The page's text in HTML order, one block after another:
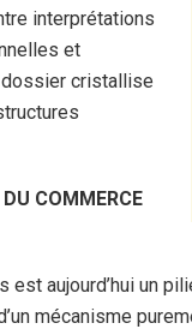
interprétations
et
cristallise
COMMERCE
aujourd’hui un
mécanisme